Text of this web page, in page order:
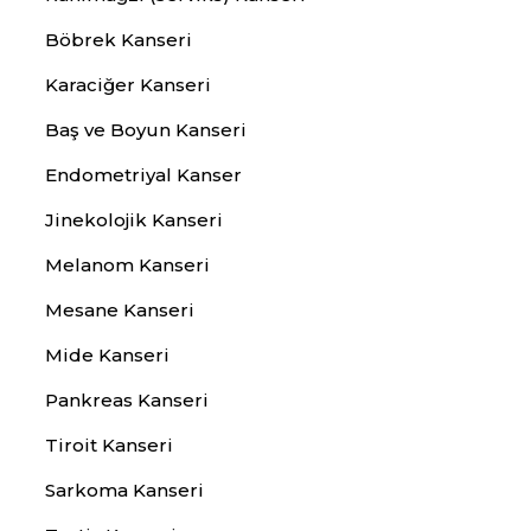
Böbrek Kanseri
Karaciğer Kanseri
Baş ve Boyun Kanseri
Endometriyal Kanser
Jinekolojik Kanseri
Melanom Kanseri
Mesane Kanseri
Mide Kanseri
Pankreas Kanseri
Tiroit Kanseri
Sarkoma Kanseri